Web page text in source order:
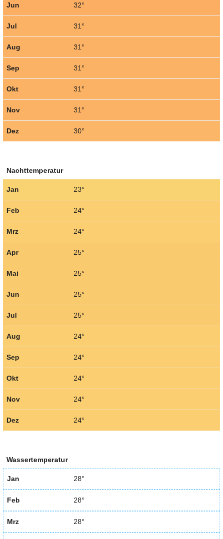
Jun 32°
Jul 31°
Aug 31°
Sep 31°
Okt 31°
Nov 31°
Dez 30°
Nachttemperatur
Jan 23°
Feb 24°
Mrz 24°
Apr 25°
Mai 25°
Jun 25°
Jul 25°
Aug 24°
Sep 24°
Okt 24°
Nov 24°
Dez 24°
Wassertemperatur
Jan 28°
Feb 28°
Mrz 28°